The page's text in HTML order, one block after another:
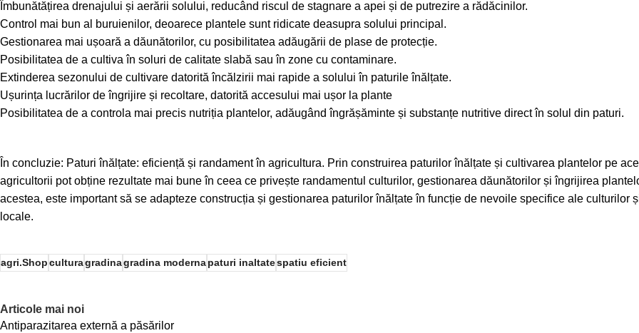
Îmbunătățirea drenajului și aerării solului, reducând riscul de stagnare a apei și de putrezire a rădăcinilor.
Control mai bun al buruienilor, deoarece plantele sunt ridicate deasupra solului principal.
Gestionarea mai ușoară a dăunătorilor, cu posibilitatea adăugării de plase de protecție.
Posibilitatea de a cultiva în soluri de calitate slabă sau în zone cu contaminare.
Extinderea sezonului de cultivare datorită încălzirii mai rapide a solului în paturile înălțate.
Ușurința lucrărilor de îngrijire și recoltare, datorită accesului mai ușor la plante
Posibilitatea de a controla mai precis nutriția plantelor, adăugând îngrășăminte și substanțe nutritive direct în solul din paturi.
În concluzie: Paturi înălțate: eficiență și randament în agricultura. Prin construirea paturilor înălțate și cultivarea plantelor pe
agricultorii pot obține rezultate mai bune în ceea ce privește randamentul culturilor, gestionarea dăunătorilor și îngrijirea
acestea, este important să se adapteze construcția și gestionarea paturilor înălțate în funcție de nevoile specifice ale culturilor
locale.
agri.Shopculturagradinagradina modernapaturi inaltatespatiu eficient
Articole mai noi
Antiparazitarea externă a păsărilor